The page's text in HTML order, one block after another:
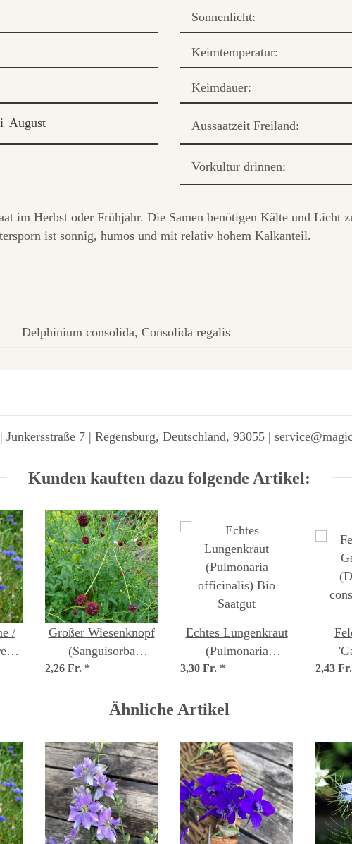
August
Sonnenlicht:
Keimtemperatur:
Keimdauer:
Aussaatzeit Freiland:
Vorkultur drinnen:
im Herbst oder Frühjahr. Die Samen benötigen Kälte und
ist sonnig, humos und mit relativ hohem Kalkanteil.
Delphinium consolida, Consolida regalis
7 | Regensburg, Deutschland, 93055 |
Kunden kauften dazu folgende Artikel:
/
Großer Wiesenknopf
(Sanguisorba
officinalis) Samen
2,26 Fr. *
Echtes Lungenkraut
(Pulmonaria
officinalis) Bio
3,30 Fr. * 2,43 Fr.
Ähnliche Artikel